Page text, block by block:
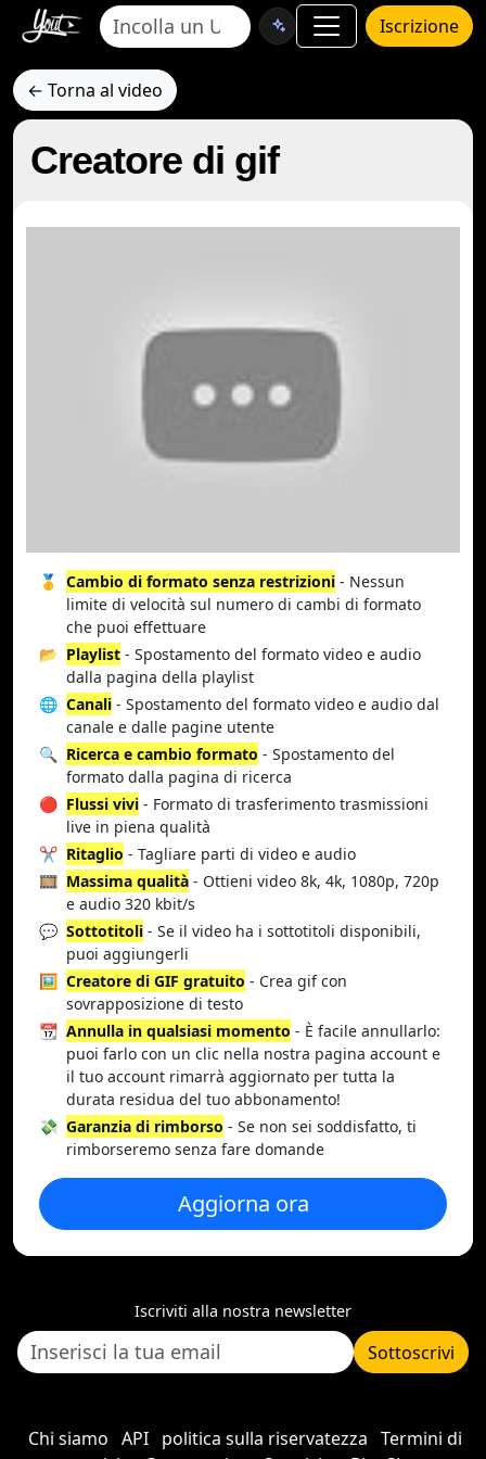
Iscrizione
← Torna al video
Creatore di gif
🥇 Cambio di formato senza restrizioni - Nessun
limite di velocità sul numero di cambi di formato
che puoi effettuare
📂 Playlist - Spostamento del formato video e audio
dalla pagina della playlist
🌐 Canali - Spostamento del formato video e audio dal
canale e dalle pagine utente
🔍 Ricerca e cambio formato - Spostamento del
formato dalla pagina di ricerca
🔴 Flussi vivi - Formato di trasferimento trasmissioni
live in piena qualità
✂️ Ritaglio - Tagliare parti di video e audio
🎞️ Massima qualità - Ottieni video 8k, 4k, 1080p, 720p
e audio 320 kbit/s
💬 Sottotitoli - Se il video ha i sottotitoli disponibili,
puoi aggiungerli
🖼️ Creatore di GIF gratuito - Crea gif con
sovrapposizione di testo
📆 Annulla in qualsiasi momento - È facile annullarlo:
puoi farlo con un clic nella nostra pagina account e
il tuo account rimarrà aggiornato per tutta la
durata residua del tuo abbonamento!
💸 Garanzia di rimborso - Se non sei soddisfatto, ti
rimborseremo senza fare domande
Aggiorna ora
Iscriviti alla nostra newsletter
Sottoscrivi
Chi siamo API politica sulla riservatezza Termini di